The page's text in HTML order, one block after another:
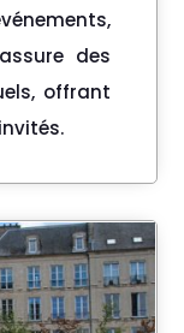
des
offrant